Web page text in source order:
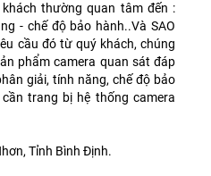
thường quan tâm đến :
- chế độ bảo hành..Và SAO
cầu đó từ quý khách, chúng
phẩm camera quan sát đáp
giải, tính năng, chế độ bảo
trang bị hệ thống camera
Tỉnh Bình Định.